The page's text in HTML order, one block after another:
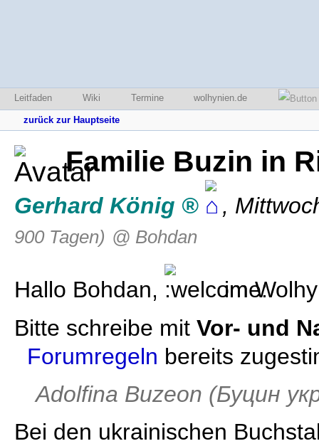
Leitfaden Wiki Termine wolhynien.de
zurück zur Hauptseite
Familie Buzin in
Gerhard König ,
900 Tagen) @ Bohdan
Hallo Bohdan,
im
Bitte schreibe mit Vor- und
Forumregeln bereits
Adolfina Buzeon (Буцин
Bei den ukrainischen